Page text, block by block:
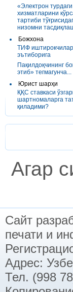
«Электрон турдаги
хизматларини
тартиби
низомни
Божхона
ТИФ
эътиборига
Пақилдоқчининг
этиб» тегмагунча...
Юрист шарҳи
ҚҚС ставкаси
шартномаларга
қиладими?
Агар
Сайт
печати и
Адрес:
Тел. (998